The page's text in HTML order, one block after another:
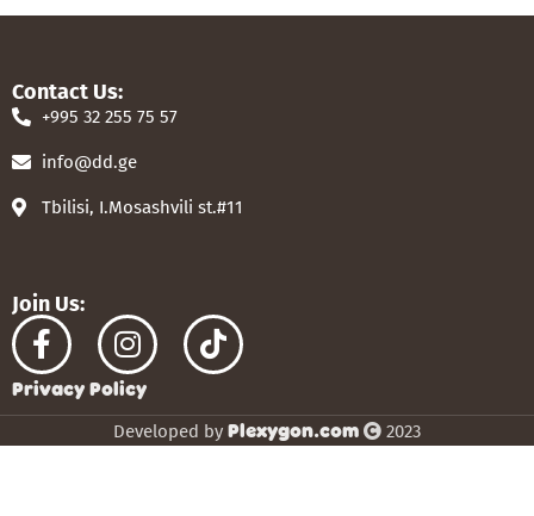
Contact Us:
+995 32 255 75 57
info@dd.ge
Tbilisi, I.Mosashvili st.#11
Join Us:
Privacy Policy
Developed by Plexygon.com 2023